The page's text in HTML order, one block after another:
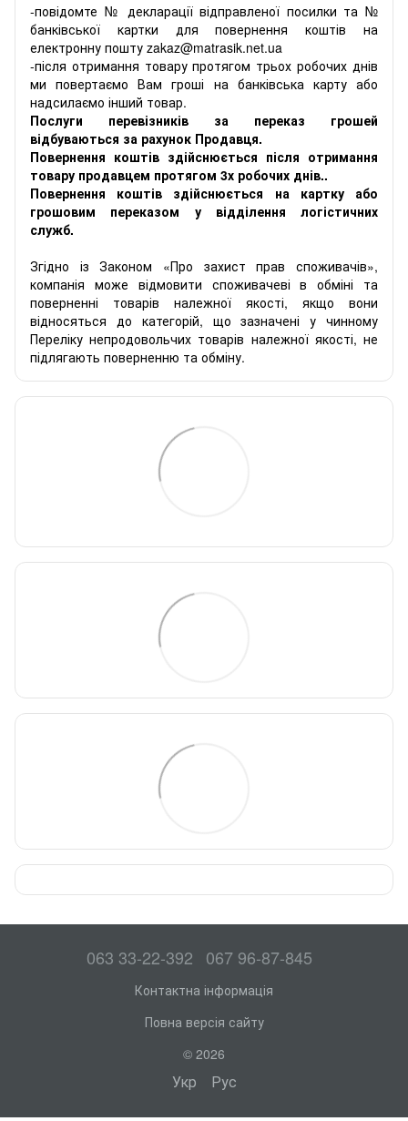
-повідомте № декларації відправленої посилки та №
банківської картки для повернення коштів на
електронну пошту zakaz@matrasik.net.ua
-після отримання товару протягом трьох робочих днів
ми повертаємо Вам гроші на банківська карту або
надсилаємо інший товар.
Послуги перевізників за переказ грошей
відбуваються за рахунок Продавця.
Повернення коштів здійснюється після отримання
товару продавцем протягом 3х робочих днів..
Повернення коштів здійснюється на картку або
грошовим переказом у відділення логістичних
служб.
Згідно із Законом «Про захист прав споживачів»,
компанія може відмовити споживачеві в обміні та
поверненні товарів належної якості, якщо вони
відносяться до категорій, що зазначені у чинному
Переліку непродовольчих товарів належної якості, не
підлягають поверненню та обміну.
063 33-22-392 067 96-87-845
Контактна інформація
Повна версія сайту
© 2026
Укр Рус